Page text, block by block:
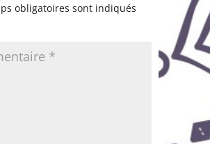
obligatoires sont indiqués